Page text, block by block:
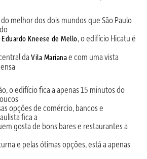
melhor dos dois mundos que São Paulo
Eduardo Kneese de Mello, o edifício Hicatu é
da Vila Marianae com uma vista
o edifício fica a apenas 15 minutos do
opções de comércio, bancos e
fica a
gosta de bons bares e restaurantes a
e pelas ótimas opções, está a apenas